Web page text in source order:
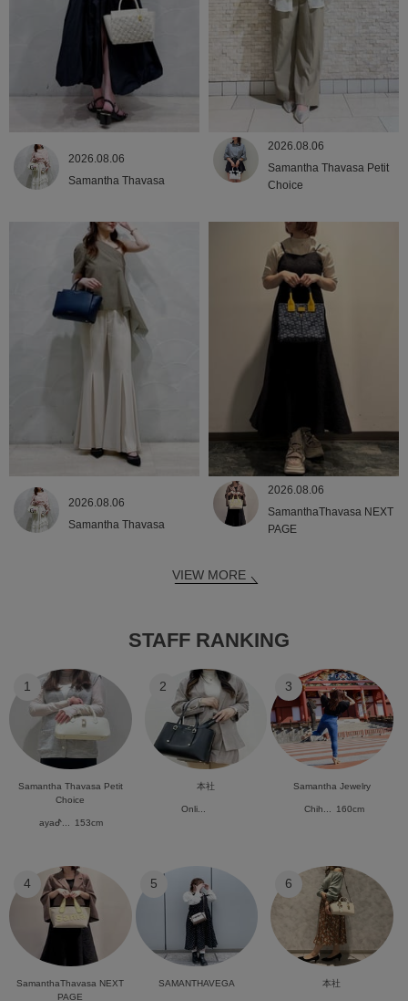
2026.08.06
Samantha Thavasa
2026.08.06
Samantha Thavasa Petit
Choice
2026.08.06
Samantha Thavasa
2026.08.06
SamanthaThavasa NEXT
PAGE
VIEW MORE
STAFF RANKING
1
Samantha Thavasa Petit
Choice
ayaᕷ... 153cm
2
本社
Onli...
3
Samantha Jewelry
Chih... 160cm
4
SamanthaThavasa NEXT
PAGE
5
SAMANTHAVEGA
6
本社